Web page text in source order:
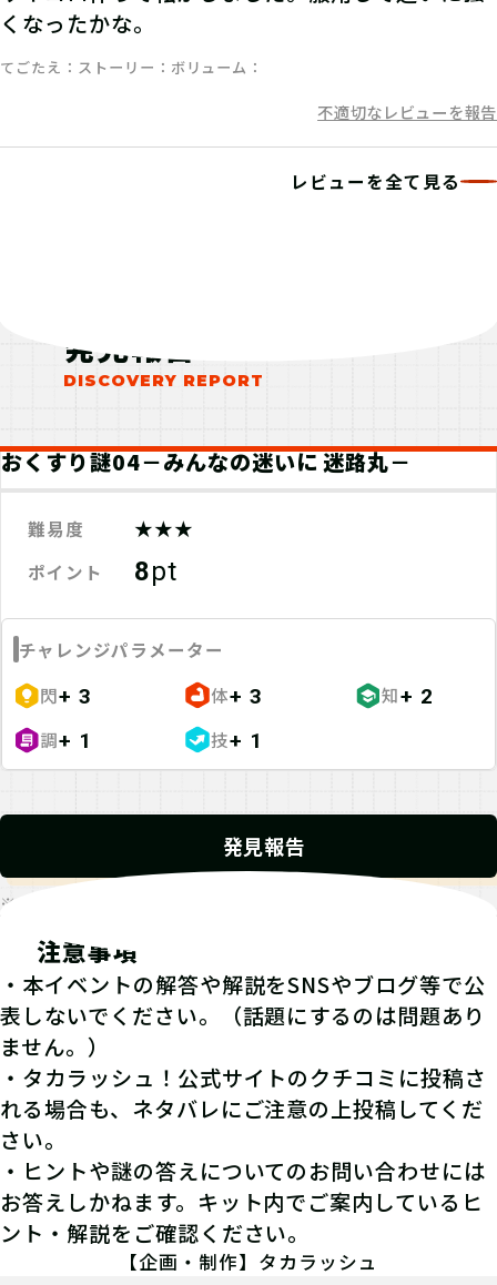
くなったかな。
てごたえ ストーリー ボリューム
不適切なレビューを報告
レビューを全て見る
発見報告
おくすり謎04－みんなの迷いに 迷路丸－
難易度 ★★★
ポイント 8pt
チャレンジパラメーター
閃+ 3 体+ 3 知+ 2
調+ 1 技+ 1
発見報告
※発見報告にGPSを使用するクエストが一部存在します。
注意事項
・本イベントの解答や解説をSNSやブログ等で公
表しないでください。（話題にするのは問題あり
ません。）
・タカラッシュ！公式サイトのクチコミに投稿さ
れる場合も、ネタバレにご注意の上投稿してくだ
さい。
・ヒントや謎の答えについてのお問い合わせには
お答えしかねます。キット内でご案内しているヒ
ント・解説をご確認ください。
【企画・制作】タカラッシュ